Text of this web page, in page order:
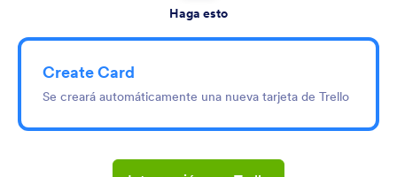
Haga esto
Create Card
Se creará automáticamente una nueva tarjeta de Trello